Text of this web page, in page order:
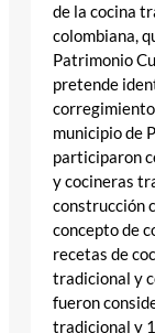
de la cocina
colombiana,
Patrimonio
pretende
corregimiento
municipio de
participaron
y cocineras
construcción
concepto de
recetas de
tradicional y
fueron
tradicional y